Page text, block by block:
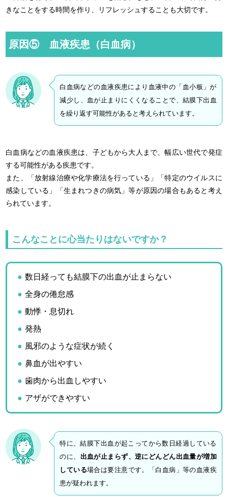
きなことをする時間を作り、リフレッシュすることも大切です。
原因⑤ 血液疾患（白血病）
白血病などの血液疾患により血液中の「血小板」が
減少し、血が止まりにくくなることで、結膜下出血
を繰り返す可能性があると考えられています。
白血病などの血液疾患は、子どもから大人まで、幅広い世代で発症
する可能性がある疾患です。
また、「放射線治療や化学療法を行っている」「特定のウイルスに
感染している」「生まれつきの病気」等が原因の場合もあると考え
られています。
こんなことに心当たりはないですか？
数日経っても結膜下の出血が止まらない
全身の倦怠感
動悸・息切れ
発熱
風邪のような症状が続く
鼻血が出やすい
歯肉から出血しやすい
アザができやすい
特に、結膜下出血が起こってから数日経過している
のに、 出血が止まらず、逆にどんどん出血量が増加
している場合は要注意です。「白血病」等の血液疾
患が疑われます。